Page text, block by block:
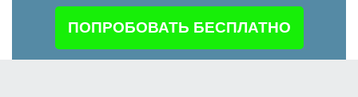
ПОПРОБОВАТЬ БЕСПЛАТНО